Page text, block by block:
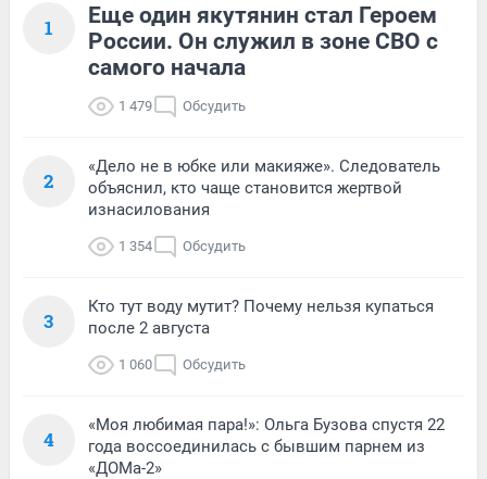
1
Еще один якутянин стал Героем
России. Он служил в зоне СВО с
самого начала
1 479 Обсудить
2
«Дело не в юбке или макияже». Следователь
объяснил, кто чаще становится жертвой
изнасилования
1 354 Обсудить
3
Кто тут воду мутит? Почему нельзя купаться
после 2 августа
1 060 Обсудить
4
«Моя любимая пара!»: Ольга Бузова спустя 22
года воссоединилась с бывшим парнем из
«ДОМа-2»